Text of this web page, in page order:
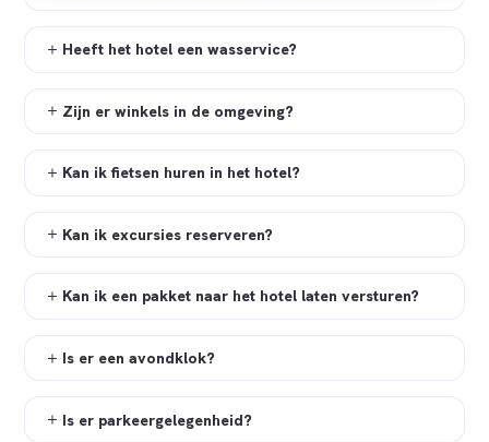
Heeft het hotel een wasservice?
Zijn er winkels in de omgeving?
Kan ik fietsen huren in het hotel?
Kan ik excursies reserveren?
Kan ik een pakket naar het hotel laten versturen?
Is er een avondklok?
Is er parkeergelegenheid?